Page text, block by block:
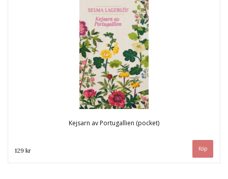
Kejsarn av Portugallien (pocket)
129 kr